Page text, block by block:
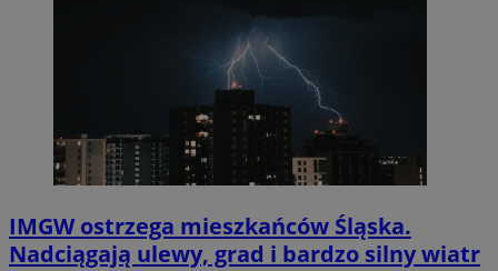
IMGW ostrzega mieszkańców Śląska.
Nadciągają ulewy, grad i bardzo silny wiatr